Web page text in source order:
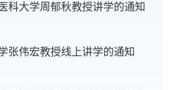
科大学周郁秋教授讲学的通知
张伟宏教授线上讲学的通知